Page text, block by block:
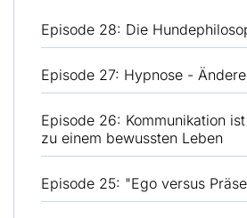
Episode 28: Die
Episode 27: Hypnose -
Episode 26: Kommunikation
zu einem bewussten Leben
Episode 25: "Ego versus